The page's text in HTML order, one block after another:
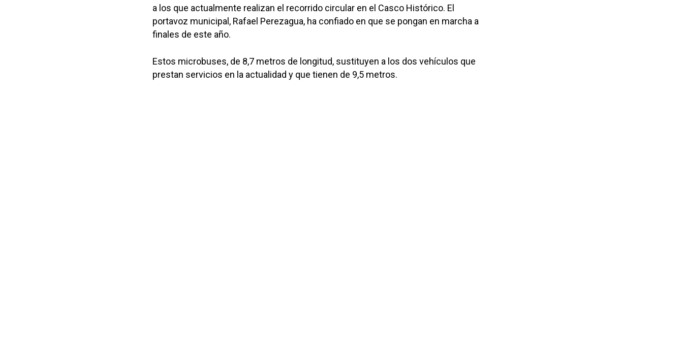
Presiona Intro para buscar o ESC para cerrar
a los que actualmente realizan el recorrido circular en el Casco Histórico. El
portavoz municipal, Rafael Perezagua, ha confiado en que se pongan en marcha a
finales de este año.
Estos microbuses, de 8,7 metros de longitud, sustituyen a los dos vehículos que
prestan servicios en la actualidad y que tienen de 9,5 metros.